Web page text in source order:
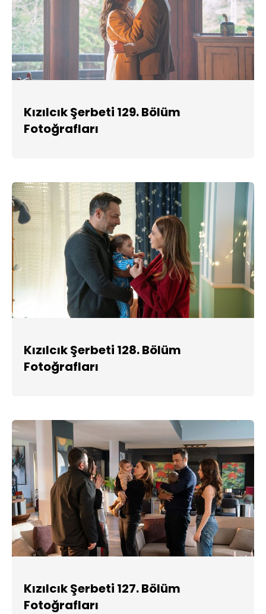
Kızılcık Şerbeti 129. Bölüm
Fotoğrafları
Kızılcık Şerbeti 128. Bölüm
Fotoğrafları
Kızılcık Şerbeti 127. Bölüm
Fotoğrafları